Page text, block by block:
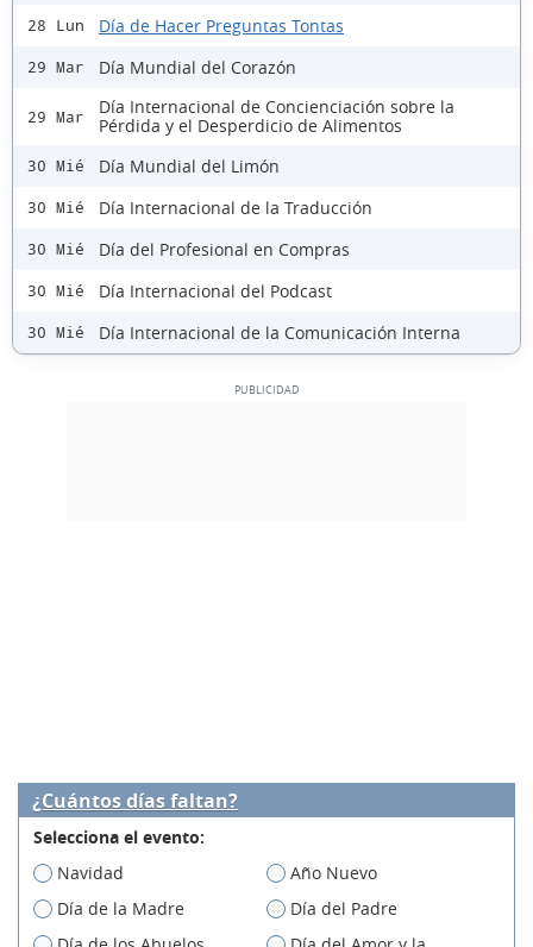
28 Lun Día de Hacer Preguntas Tontas
29 Mar Día Mundial del Corazón
29 Mar
Día Internacional de Concienciación sobre la
Pérdida y el Desperdicio de Alimentos
30 Mié Día Mundial del Limón
30 Mié Día Internacional de la Traducción
30 Mié Día del Profesional en Compras
30 Mié Día Internacional del Podcast
30 Mié Día Internacional de la Comunicación Interna
¿Cuántos días faltan?
Selecciona el evento:
Navidad
Año Nuevo
Día de la Madre
Día del Padre